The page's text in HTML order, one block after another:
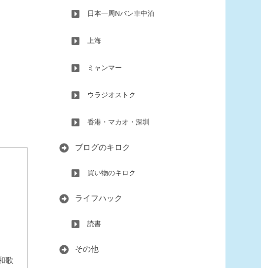
歌
日本一周Nバン車中泊
上海
ミャンマー
ウラジオストク
香港・マカオ・深圳
ブログのキロク
買い物のキロク
ライフハック
読書
その他